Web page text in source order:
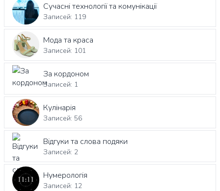
Сучасні технології та комунікації
Записей: 119
Мода та краса
Записей: 101
За кордоном
Записей: 1
Кулінарія
Записей: 56
Відгуки та слова подяки
Записей: 2
Нумерологія
Записей: 12